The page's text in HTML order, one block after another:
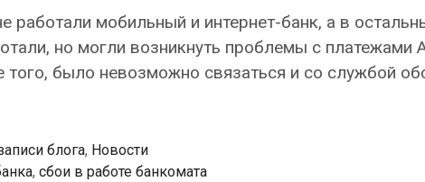
работали мобильный и интернет-банк, а в
но могли возникнуть проблемы с платежами
было невозможно связаться и со службой
блога, Новости
, сбои в работе банкомата